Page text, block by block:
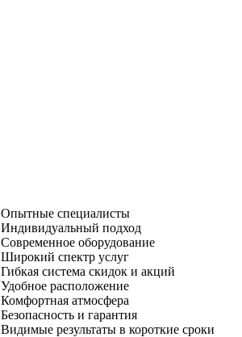
Опытные специалисты
Индивидуальный подход
Современное оборудование
Широкий спектр услуг
Гибкая система скидок и акций
Удобное расположение
Комфортная атмосфера
Безопасность и гарантия
Видимые результаты в короткие сроки